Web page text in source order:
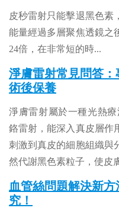
皮秒雷射只能擊退黑色素
能量經過多層聚焦透鏡之
24倍，在非常短的時...
淨膚雷射常見問答
術後保養
淨膚雷射屬於一種光熱
鉻雷射，能深入真皮層作
刺激到真皮的細胞組織與
然代謝黑色素粒子，使皮
血管絲問題解決新
究！